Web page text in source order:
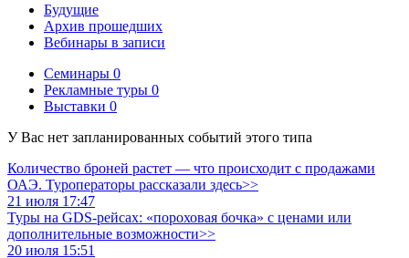
Будущие
Архив прошедших
Вебинары в записи
Семинары 0
Рекламные туры 0
Выставки 0
У Вас нет запланированных событий этого типа
Количество броней растет — что происходит с продажами
ОАЭ. Туроператоры рассказали здесь>>
21 июля 17:47
Туры на GDS-рейсах: «пороховая бочка» с ценами или
дополнительные возможности>>
20 июля 15:51